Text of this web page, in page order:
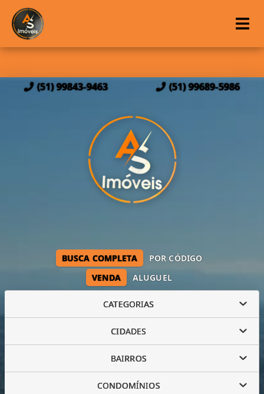
(51) 99843-9463 (51) 99689-5986
VENDA ALUGUEL
BUSCA COMPLETA POR CÓDIGO
CATEGORIAS
CIDADES
BAIRROS
CONDOMÍNIOS